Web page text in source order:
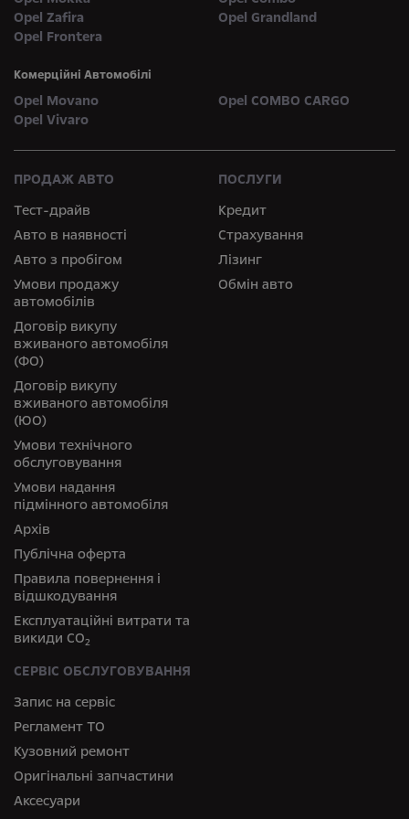
Opel Zafira
Opel Grandland
Opel Frontera
Комерційні Автомобілі
Opel Movano
Opel COMBO CARGO
Opel Vivaro
ПРОДАЖ АВТО
Тест-драйв
Авто в наявності
Авто з пробігом
Умови продажу
автомобілів
Договір викупу
вживаного автомобіля
(ФО)
Договір викупу
вживаного автомобіля
(ЮО)
Умови технічного
обслуговування
Умови надання
підмінного автомобіля
Архів
Публічна оферта
Правила повернення і
відшкодування
Експлуатаційні витрати та
викиди СО2
ПОСЛУГИ
Кредит
Страхування
Лізинг
Обмін авто
СЕРВІС ОБСЛУГОВУВАННЯ
Запис на сервіс
Регламент ТО
Кузовний ремонт
Оригінальні запчастини
Аксесуари